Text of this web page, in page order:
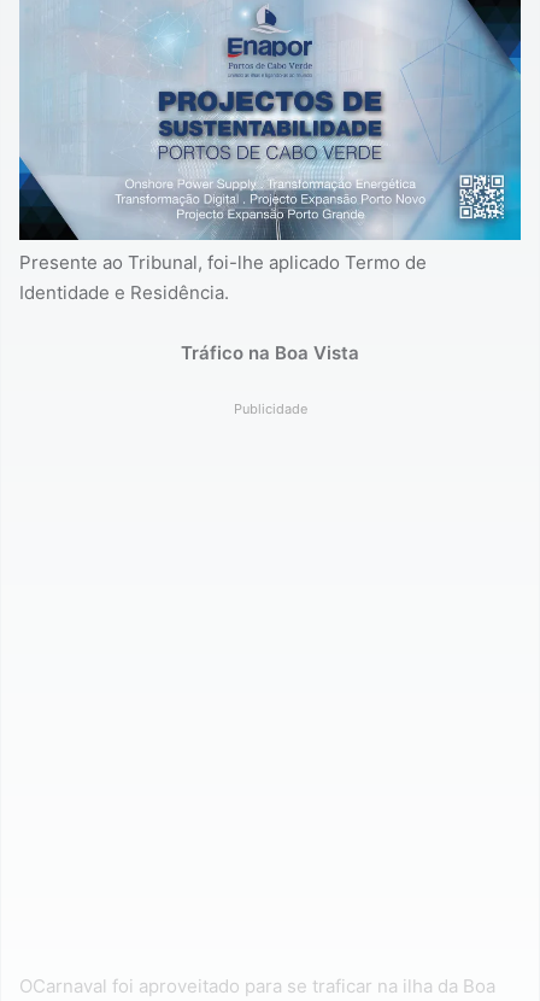
Presente ao Tribunal, foi-lhe aplicado Termo de
Identidade e Residência.
Tráfico na Boa Vista
Publicidade
OCarnaval foi aproveitado para se traficar na ilha da Boa